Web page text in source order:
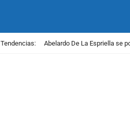
Tendencias: Abelardo De La Espriella se